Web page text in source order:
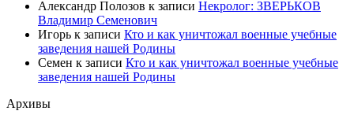
Александр Полозов к записи Некролог: ЗВЕРЬКОВ
Владимир Семенович
Игорь к записи Кто и как уничтожал военные учебные
заведения нашей Родины
Семен к записи Кто и как уничтожал военные учебные
заведения нашей Родины
Архивы